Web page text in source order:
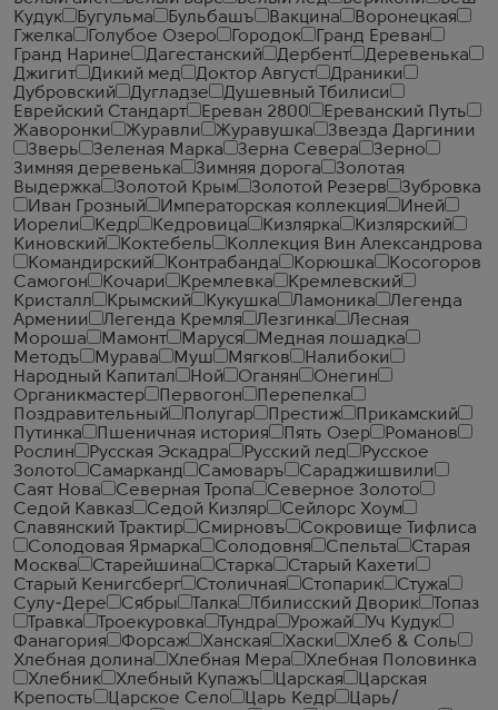
Кудук
Бугульма Бульбашъ Вакцина
Воронецкая
Гжелка
Голубое Озеро Городок
Гранд Ереван
Гранд Нарине
Дагестанский Дербент
Деревенька
Джигит
Дикий мед Доктор Август
Драники
Дубровский
Дугладзе
Душевный Тбилиси
Еврейский Стандарт
Ереван 2800
Ереванский Путь
Жаворонки
Журавли Журавушка
Звезда Даргинии
Зверь
Зеленая Марка Зерна Севера
Зерно
Зимняя деревенька
Зимняя дорога
Золотая
Выдержка
Золотой Крым Золотой Резерв
Зубровка
Иван Грозный
Императорская коллекция
Иней
Иорели
Кедр Кедровица Кизлярка
Кизлярский
Киновский
Коктебель
Коллекция Вин Александрова
Командирский
Контрабанда Корюшка
Косогоров
Самогон
Кочари Кремлевка
Кремлевский
Кристалл
Крымский Кукушка Ламоника
Легенда
Армении
Легенда Кремля Лезгинка
Лесная
Мороша
Мамонт Маруся
Медная лошадка
Методъ
Мурава Муш Мягков
Налибоки
Народный Капитал
Ной Оганян
Онегин
Органикмастер
Первогон
Перепелка
Поздравительный
Полугар Престиж
Прикамский
Путинка
Пшеничная история Пять Озер
Романов
Рослин
Русская Эскадра Русский лед
Русское
Золото
Самарканд Самоваръ
Сараджишвили
Саят Нова
Северная Тропа
Северное Золото
Седой Кавказ
Седой Кизляр
Сейлорс Хоум
Славянский Трактир
Смирновъ
Сокровище Тифлиса
Солодовая Ярмарка
Солодовня Спельта
Старая
Москва
Старейшина Старка
Старый Кахети
Старый Кенигсберг
Столичная Стопарик
Стужа
Сулу-Дере
Сябры Талка Тбилисский Дворик
Топаз
Травка
Троекуровка Тундра Урожай
Уч Кудук
Фанагория
Форсаж Ханская Хаски
Хлеб & Соль
Хлебная долина
Хлебная Мера
Хлебная Половинка
Хлебник
Хлебный Купажъ Царская
Царская
Крепость
Царское Село Царь Кедр
Царь/